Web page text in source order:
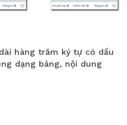
hàng trăm ký tự có dấu
dạng bảng, nội dung